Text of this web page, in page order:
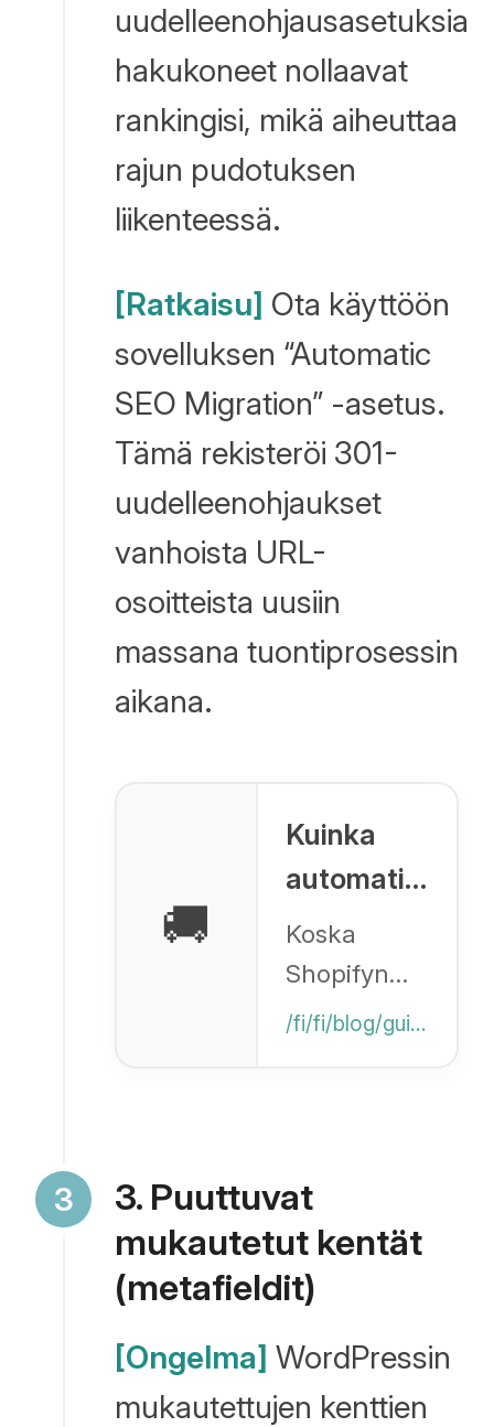
uudelleenohjausasetuksia
hakukoneet nollaavat
rankingisi, mikä aiheuttaa
rajun pudotuksen
liikenteessä.
[Ratkaisu] Ota käyttöön
sovelluksen “Automatic
SEO Migration” -asetus.
Tämä rekisteröi 301-
uudelleenohjaukset
vanhoista URL-
osoitteista uusiin
massana tuontiprosessin
aikana.
🚚
Kuinka
automatisoida
SEO-
Koska
Shopifyn
tässä on
vaihtoehtoinen
tapa
/fi/fi/blog/guide/seo-parameter
3. Puuttuvat
mukautetut kentät
(metafieldit)
[Ongelma] WordPressin
mukautettujen kenttien